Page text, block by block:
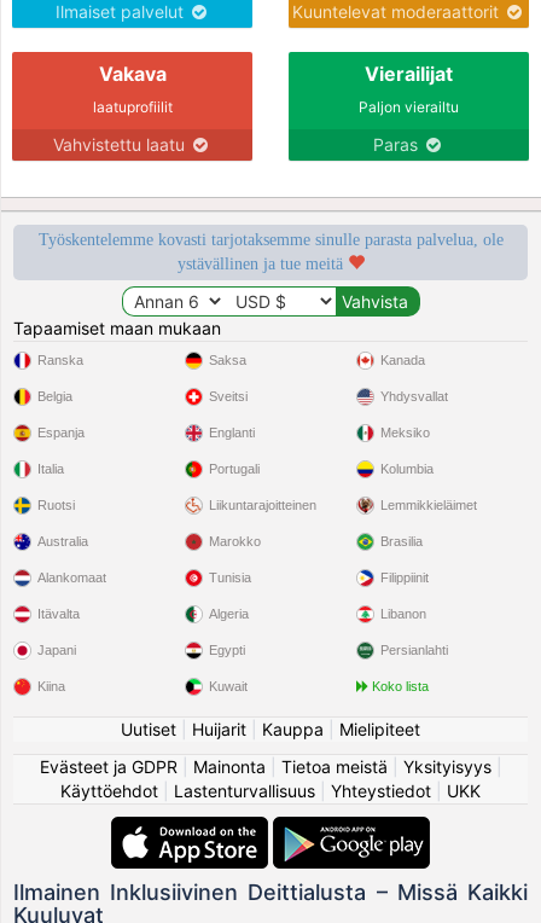
Ilmaiset palvelut Kuuntelevat moderaattorit
Vakava
laatuprofiilit
Vahvistettu laatu
Vierailijat
Paljon vierailtu
Paras
Työskentelemme kovasti tarjotaksemme sinulle parasta palvelua, ole
ystävällinen ja tue meitä
Tapaamiset maan mukaan
Ranska
Belgia
Espanja
Italia
Ruotsi
Saksa
Sveitsi
Englanti
Portugali
Liikuntarajoitteinen
Kanada
Yhdysvallat
Meksiko
Kolumbia
Lemmikkieläimet
Australia
Alankomaat
Itävalta
Japani
Kiina
Marokko
Tunisia
Algeria
Egypti
Kuwait
Brasilia
Filippiinit
Libanon
Persianlahti
Koko lista
Uutiset Huijarit Kauppa
Mielipiteet
Evästeet ja GDPR
Mainonta Tietoa meistä Yksityisyys|
Käyttöehdot
Lastenturvallisuus Yhteystiedot UKK
Ilmainen Inklusiivinen Deittialusta – Missä Kaikki
Kuuluvat